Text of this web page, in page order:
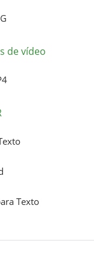
de vídeo
Texto